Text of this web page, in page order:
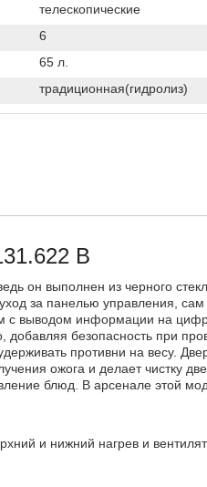
телескопические
6
65 л.
традиционная(гидролиз)
B
он выполнен из черного
за панелью управления,
с выводом информации на
безопасность при
противни на весу.
ожога и делает чистку
блюд. В арсенале этой
и нижний нагрев и